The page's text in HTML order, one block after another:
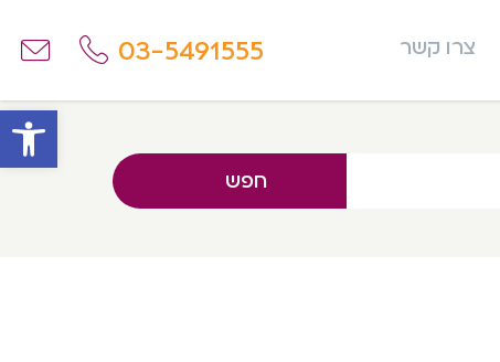
צרו קשר 03-5491555
חפש